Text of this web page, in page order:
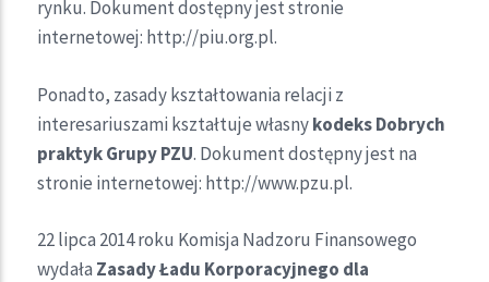
rynku. Dokument dostępny jest stronie
internetowej: http://piu.org.pl.
Ponadto, zasady kształtowania relacji z
interesariuszami kształtuje własnykodeks Dobrych
praktyk Grupy PZU. Dokument dostępny jest na
stronie internetowej: http://www.pzu.pl.
22 lipca 2014 roku Komisja Nadzoru Finansowego
wydała Zasady Ładu Korporacyjnego dla